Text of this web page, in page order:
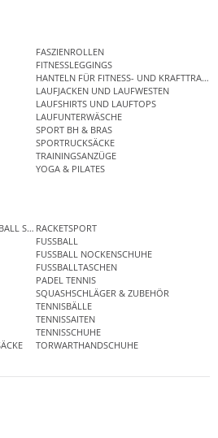
FASZIENROLLEN
FITNESSLEGGINGS
HANTELN FÜR FITNESS- UND
LAUFJACKEN UND LAUFWESTEN
LAUFSHIRTS UND LAUFTOPS
LAUFUNTERWÄSCHE
SPORT BH & BRAS
SPORTRUCKSÄCKE
TRAININGSANZÜGE
YOGA & PILATES
SETSRACKETSPORT
FUSSBALL
FUSSBALL NOCKENSCHUHE
FUSSBALLTASCHEN
PADEL TENNIS
SQUASHSCHLÄGER & ZUBEHÖR
TENNISBÄLLE
TENNISSAITEN
TENNISSCHUHE
TORWARTHANDSCHUHE